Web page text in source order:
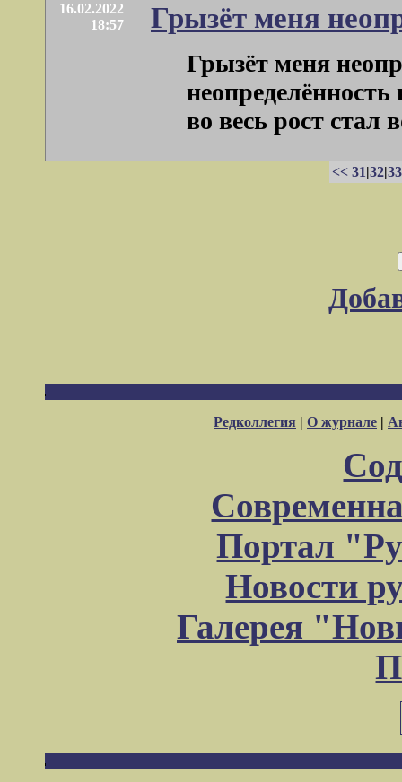
16.02.2022
18:57
Грызёт меня
Грызёт меня
во весь рост стал
<< 31|32|33
Редколлегия | О журнале |
Портал
Новости
Галерея